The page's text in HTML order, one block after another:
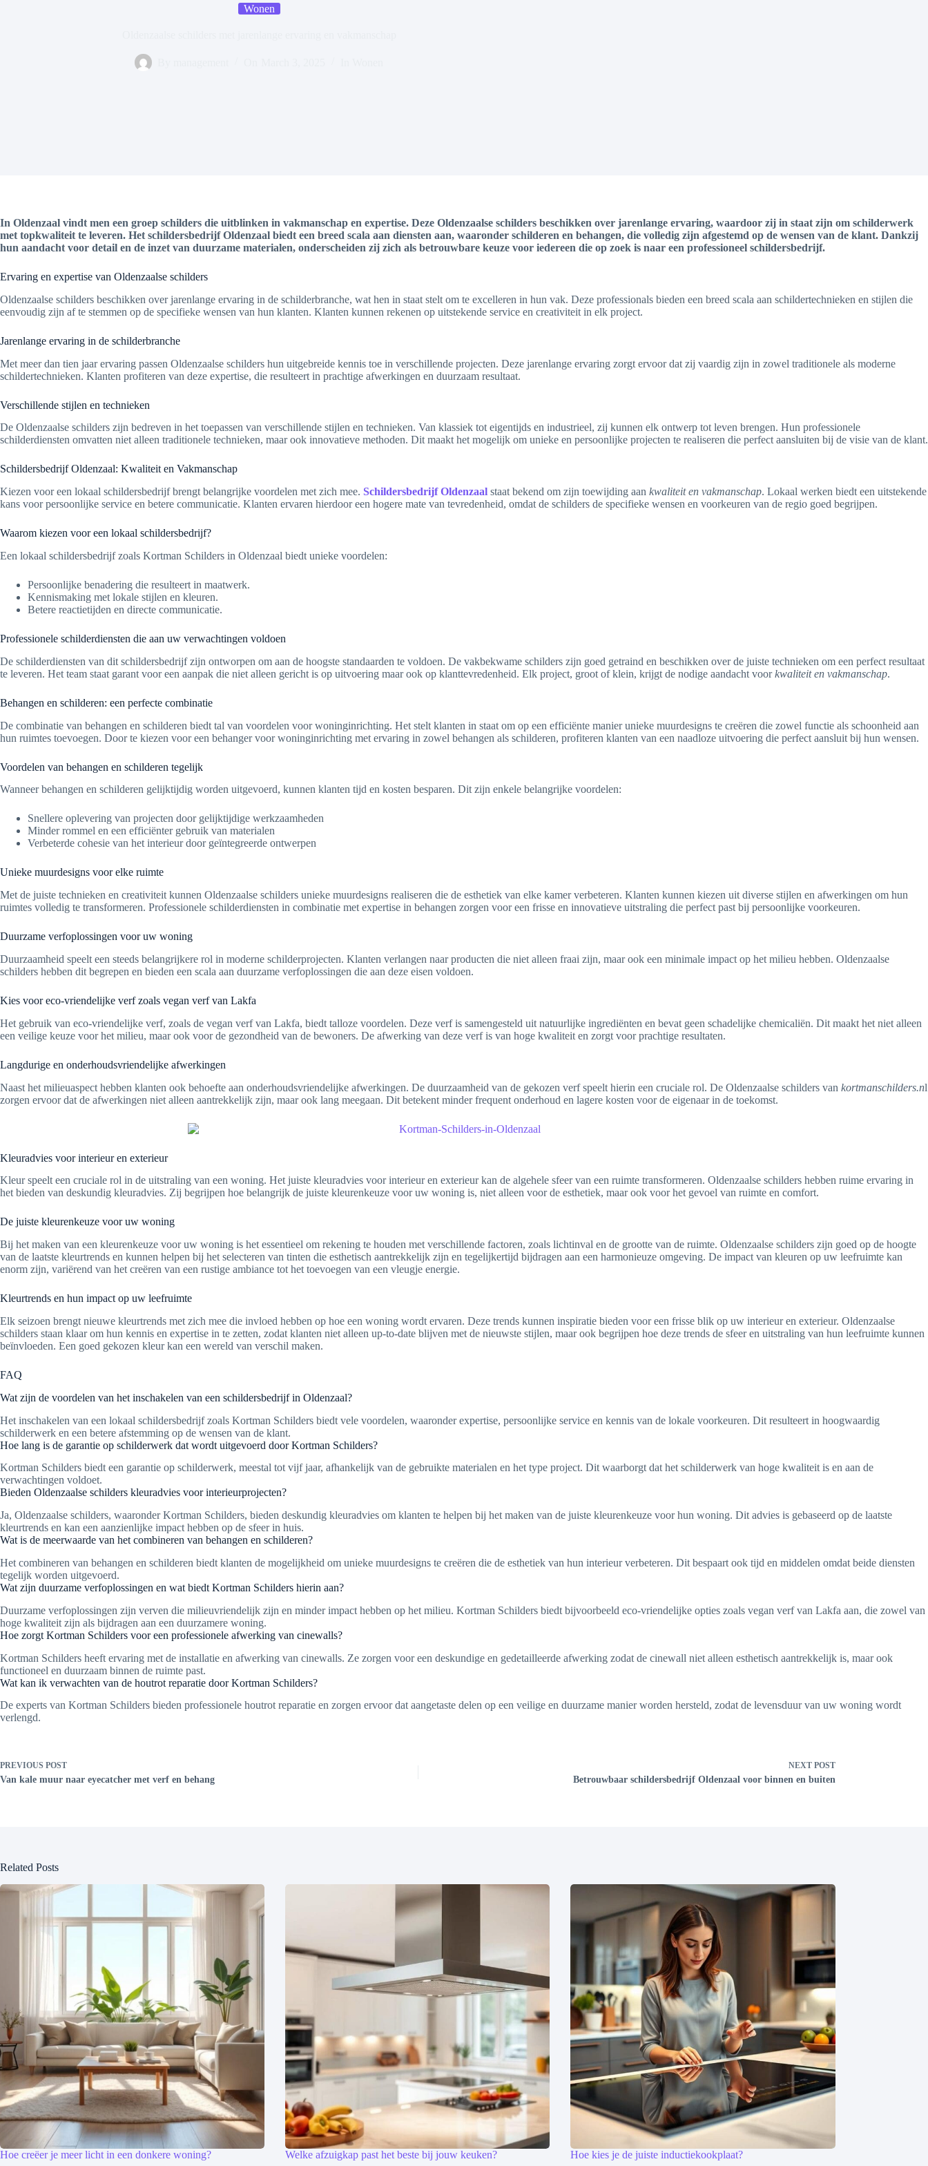
Wonen
In Oldenzaal vindt men een groep schilders die uitblinken in vakmanschap en expertise. Deze Oldenzaalse schilders beschikken over jarenlange ervaring, waardoor zij in staat zijn om schilderwerk
met topkwaliteit te leveren. Het schildersbedrijf Oldenzaal biedt een breed scala aan diensten aan, waaronder schilderen en behangen, die volledig zijn afgestemd op de wensen van de klant. Dankzij
hun aandacht voor detail en de inzet van duurzame materialen, onderscheiden zij zich als betrouwbare keuze voor iedereen die op zoek is naar een professioneel schildersbedrijf.
Ervaring en expertise van Oldenzaalse schilders
Oldenzaalse schilders beschikken over jarenlange ervaring in de schilderbranche, wat hen in staat stelt om te excelleren in hun vak. Deze professionals bieden een breed scala aan schildertechnieken en stijlen die
eenvoudig zijn af te stemmen op de specifieke wensen van hun klanten. Klanten kunnen rekenen op uitstekende service en creativiteit in elk project.
Jarenlange ervaring in de schilderbranche
Met meer dan tien jaar ervaring passen Oldenzaalse schilders hun uitgebreide kennis toe in verschillende projecten. Deze jarenlange ervaring zorgt ervoor dat zij vaardig zijn in zowel traditionele als moderne
schildertechnieken. Klanten profiteren van deze expertise, die resulteert in prachtige afwerkingen en duurzaam resultaat.
Verschillende stijlen en technieken
De Oldenzaalse schilders zijn bedreven in het toepassen van verschillende stijlen en technieken. Van klassiek tot eigentijds en industrieel, zij kunnen elk ontwerp tot leven brengen. Hun professionele
schilderdiensten omvatten niet alleen traditionele technieken, maar ook innovatieve methoden. Dit maakt het mogelijk om unieke en persoonlijke projecten te realiseren die perfect aansluiten bij de visie van de klant.
Schildersbedrijf Oldenzaal: Kwaliteit en Vakmanschap
Kiezen voor een lokaal schildersbedrijf brengt belangrijke voordelen met zich mee. Schildersbedrijf Oldenzaal staat bekend om zijn toewijding aan kwaliteit en vakmanschap. Lokaal werken biedt een uitstekende
kans voor persoonlijke service en betere communicatie. Klanten ervaren hierdoor een hogere mate van tevredenheid, omdat de schilders de specifieke wensen en voorkeuren van de regio goed begrijpen.
Waarom kiezen voor een lokaal schildersbedrijf?
Een lokaal schildersbedrijf zoals Kortman Schilders in Oldenzaal biedt unieke voordelen:
Persoonlijke benadering die resulteert in maatwerk.
Kennismaking met lokale stijlen en kleuren.
Betere reactietijden en directe communicatie.
Professionele schilderdiensten die aan uw verwachtingen voldoen
De schilderdiensten van dit schildersbedrijf zijn ontworpen om aan de hoogste standaarden te voldoen. De vakbekwame schilders zijn goed getraind en beschikken over de juiste technieken om een perfect resultaat
te leveren. Het team staat garant voor een aanpak die niet alleen gericht is op uitvoering maar ook op klanttevredenheid. Elk project, groot of klein, krijgt de nodige aandacht voorkwaliteit en vakmanschap.
Behangen en schilderen: een perfecte combinatie
De combinatie van behangen en schilderen biedt tal van voordelen voor woninginrichting. Het stelt klanten in staat om op een efficiënte manier unieke muurdesigns te creëren die zowel functie als schoonheid aan
hun ruimtes toevoegen. Door te kiezen voor een behanger voor woninginrichting met ervaring in zowel behangen als schilderen, profiteren klanten van een naadloze uitvoering die perfect aansluit bij hun wensen.
Voordelen van behangen en schilderen tegelijk
Wanneer behangen en schilderen gelijktijdig worden uitgevoerd, kunnen klanten tijd en kosten besparen. Dit zijn enkele belangrijke voordelen:
Snellere oplevering van projecten door gelijktijdige werkzaamheden
Minder rommel en een efficiënter gebruik van materialen
Verbeterde cohesie van het interieur door geïntegreerde ontwerpen
Unieke muurdesigns voor elke ruimte
Met de juiste technieken en creativiteit kunnen Oldenzaalse schilders unieke muurdesigns realiseren die de esthetiek van elke kamer verbeteren. Klanten kunnen kiezen uit diverse stijlen en afwerkingen om hun
ruimtes volledig te transformeren. Professionele schilderdiensten in combinatie met expertise in behangen zorgen voor een frisse en innovatieve uitstraling die perfect past bij persoonlijke voorkeuren.
Duurzame verfoplossingen voor uw woning
Duurzaamheid speelt een steeds belangrijkere rol in moderne schilderprojecten. Klanten verlangen naar producten die niet alleen fraai zijn, maar ook een minimale impact op het milieu hebben. Oldenzaalse
schilders hebben dit begrepen en bieden een scala aan duurzame verfoplossingen die aan deze eisen voldoen.
Kies voor eco-vriendelijke verf zoals vegan verf van Lakfa
Het gebruik van eco-vriendelijke verf, zoals de vegan verf van Lakfa, biedt talloze voordelen. Deze verf is samengesteld uit natuurlijke ingrediënten en bevat geen schadelijke chemicaliën. Dit maakt het niet alleen
een veilige keuze voor het milieu, maar ook voor de gezondheid van de bewoners. De afwerking van deze verf is van hoge kwaliteit en zorgt voor prachtige resultaten.
Langdurige en onderhoudsvriendelijke afwerkingen
Naast het milieuaspect hebben klanten ook behoefte aan onderhoudsvriendelijke afwerkingen. De duurzaamheid van de gekozen verf speelt hierin een cruciale rol. De Oldenzaalse schilders van kortmanschilders.nl
zorgen ervoor dat de afwerkingen niet alleen aantrekkelijk zijn, maar ook lang meegaan. Dit betekent minder frequent onderhoud en lagere kosten voor de eigenaar in de toekomst.
Kleuradvies voor interieur en exterieur
Kleur speelt een cruciale rol in de uitstraling van een woning. Het juiste kleuradvies voor interieur en exterieur kan de algehele sfeer van een ruimte transformeren. Oldenzaalse schilders hebben ruime ervaring in
het bieden van deskundig kleuradvies. Zij begrijpen hoe belangrijk de juiste kleurenkeuze voor uw woning is, niet alleen voor de esthetiek, maar ook voor het gevoel van ruimte en comfort.
De juiste kleurenkeuze voor uw woning
Bij het maken van een kleurenkeuze voor uw woning is het essentieel om rekening te houden met verschillende factoren, zoals lichtinval en de grootte van de ruimte. Oldenzaalse schilders zijn goed op de hoogte
van de laatste kleurtrends en kunnen helpen bij het selecteren van tinten die esthetisch aantrekkelijk zijn en tegelijkertijd bijdragen aan een harmonieuze omgeving. De impact van kleuren op uw leefruimte kan
enorm zijn, variërend van het creëren van een rustige ambiance tot het toevoegen van een vleugje energie.
Kleurtrends en hun impact op uw leefruimte
Elk seizoen brengt nieuwe kleurtrends met zich mee die invloed hebben op hoe een woning wordt ervaren. Deze trends kunnen inspiratie bieden voor een frisse blik op uw interieur en exterieur. Oldenzaalse
schilders staan klaar om hun kennis en expertise in te zetten, zodat klanten niet alleen up-to-date blijven met de nieuwste stijlen, maar ook begrijpen hoe deze trends de sfeer en uitstraling van hun leefruimte kunnen
beïnvloeden. Een goed gekozen kleur kan een wereld van verschil maken.
FAQ
Wat zijn de voordelen van het inschakelen van een schildersbedrijf in Oldenzaal?
Het inschakelen van een lokaal schildersbedrijf zoals Kortman Schilders biedt vele voordelen, waaronder expertise, persoonlijke service en kennis van de lokale voorkeuren. Dit resulteert in hoogwaardig
schilderwerk en een betere afstemming op de wensen van de klant.
Hoe lang is de garantie op schilderwerk dat wordt uitgevoerd door Kortman Schilders?
Kortman Schilders biedt een garantie op schilderwerk, meestal tot vijf jaar, afhankelijk van de gebruikte materialen en het type project. Dit waarborgt dat het schilderwerk van hoge kwaliteit is en aan de
verwachtingen voldoet.
Bieden Oldenzaalse schilders kleuradvies voor interieurprojecten?
Ja, Oldenzaalse schilders, waaronder Kortman Schilders, bieden deskundig kleuradvies om klanten te helpen bij het maken van de juiste kleurenkeuze voor hun woning. Dit advies is gebaseerd op de laatste
kleurtrends en kan een aanzienlijke impact hebben op de sfeer in huis.
Wat is de meerwaarde van het combineren van behangen en schilderen?
Het combineren van behangen en schilderen biedt klanten de mogelijkheid om unieke muurdesigns te creëren die de esthetiek van hun interieur verbeteren. Dit bespaart ook tijd en middelen omdat beide diensten
tegelijk worden uitgevoerd.
Wat zijn duurzame verfoplossingen en wat biedt Kortman Schilders hierin aan?
Duurzame verfoplossingen zijn verven die milieuvriendelijk zijn en minder impact hebben op het milieu. Kortman Schilders biedt bijvoorbeeld eco-vriendelijke opties zoals vegan verf van Lakfa aan, die zowel van
hoge kwaliteit zijn als bijdragen aan een duurzamere woning.
Hoe zorgt Kortman Schilders voor een professionele afwerking van cinewalls?
Kortman Schilders heeft ervaring met de installatie en afwerking van cinewalls. Ze zorgen voor een deskundige en gedetailleerde afwerking zodat de cinewall niet alleen esthetisch aantrekkelijk is, maar ook
functioneel en duurzaam binnen de ruimte past.
Wat kan ik verwachten van de houtrot reparatie door Kortman Schilders?
De experts van Kortman Schilders bieden professionele houtrot reparatie en zorgen ervoor dat aangetaste delen op een veilige en duurzame manier worden hersteld, zodat de levensduur van uw woning wordt
verlengd.
PREVIOUS POST
Van kale muur naar eyecatcher met verf en behang
NEXT POST
Betrouwbaar schildersbedrijf Oldenzaal voor binnen en buiten
Related Posts
Hoe creëer je meer licht in een donkere woning? Welke afzuigkap past het beste bij jouw keuken? Hoe kies je de juiste inductiekookplaat?